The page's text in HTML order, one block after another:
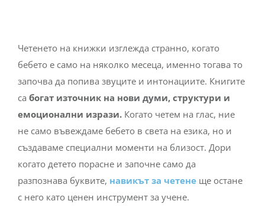
Четенето на книжки изглежда странно, когато
бебето е само на няколко месеца, именно тогава то
започва да попива звуците и интонациите. Книгите
са богат източник на нови думи, структури и
емоционални изрази.Когато четем на глас, ние
не само въвеждаме бебето в света на езика, но и
създаваме специални моменти на близост. Дори
когато детето порасне и започне само да
разпознава буквите, навикът за четенеще остане
с него като ценен инструмент за учене.